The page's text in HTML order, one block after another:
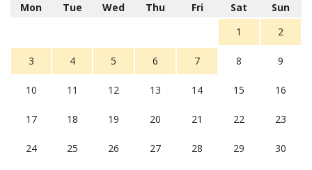
Mon Tue Wed Thu Fri Sat
Sun
1
2
3 4 5 6 7 8 9
10 11 12 13 14 15 16
17 18 19 20 21 22 23
24 25 26 27 28 29 30